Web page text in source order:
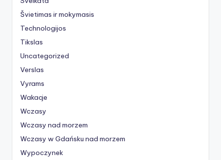
Švietimas ir mokymasis
Technologijos
Tikslas
Uncategorized
Verslas
Vyrams
Wakacje
Wczasy
Wczasy nad morzem
Wczasy w Gdańsku nad morzem
Wypoczynek